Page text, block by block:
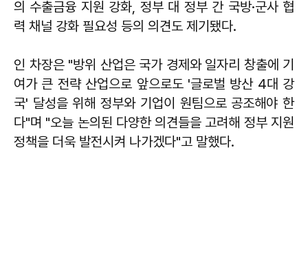
의 수출금융 지원 강화, 정부 대 정부 간 국방·군사 협
력 채널 강화 필요성 등의 의견도 제기됐다.
인 차장은 "방위 산업은 국가 경제와 일자리 창출에 기
여가 큰 전략 산업으로 앞으로도 '글로벌 방산 4대 강
국' 달성을 위해 정부와 기업이 원팀으로 공조해야 한
다"며 "오늘 논의된 다양한 의견들을 고려해 정부 지원
정책을 더욱 발전시켜 나가겠다"고 말했다.